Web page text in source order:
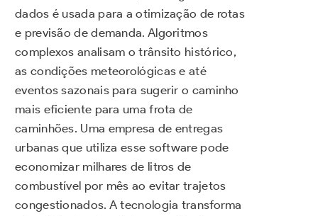
dados é usada para a otimização de rotas
e previsão de demanda. Algoritmos
complexos analisam o trânsito histórico,
as condições meteorológicas e até
eventos sazonais para sugerir o caminho
mais eficiente para uma frota de
caminhões. Uma empresa de entregas
urbanas que utiliza esse software pode
economizar milhares de litros de
combustível por mês ao evitar trajetos
congestionados. A tecnologia transforma